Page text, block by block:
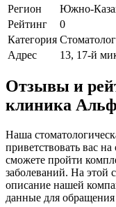
Регион
Южно-
Рейтинг
0
Категория
Адрес
13, 17-й
Отзывы и
клиника
Наша
приветствовать вас
сможете пройти
заболеваний. На этой
описание нашей
данные для